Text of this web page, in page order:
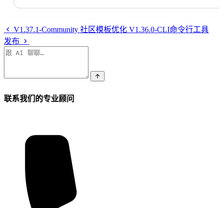
V1.37.1-Community 社区模板优化 V1.36.0-CLI命令行工具
发布
联系我们的专业顾问